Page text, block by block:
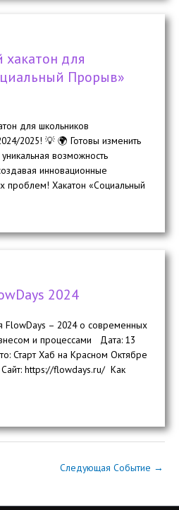
для
Прорыв»
для школьников
2025! 💡 🌍 Готовы изменить
возможность
инновационные
проблем! Хакатон «Социальный
2024
FlowDays – 2024 о современных
и процессами Дата: 13
Старт Хаб на Красном Октябре
https://flowdays.ru/ Как
Следующая Событие →